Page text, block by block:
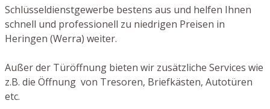
Schlüsseldienstgewerbe bestens aus und helfen Ihnen
schnell und professionell zu niedrigen Preisen in
Heringen (Werra) weiter.
Außer der Türöffnung bieten wir zusätzliche Services wie
z.B. die Öffnung von Tresoren, Briefkästen, Autotüren
etc.